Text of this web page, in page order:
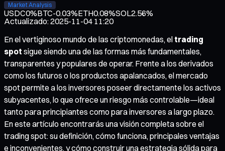
Market Analysis
USDC0%BTC-0.03%ETH0.08%SOL2.56%
Actualizado:2025-11-04 11:20
En el vertiginoso mundo de las criptomonedas, el trading
spot sigue siendo una de las formas más fundamentales,
transparentes y populares de operar. Frente a los derivados
como los futuros o los productos apalancados, el mercado
spot permite a los inversores poseer directamente los activos
subyacentes, lo que ofrece un riesgo más controlable—ideal
tanto para principiantes como para inversores a largo plazo.
En este artículo encontrarás una visión completa sobre el
trading spot: su definición, cómo funciona, principales ventajas
e inconvenientes, y cómo construir una estrategia sólida para